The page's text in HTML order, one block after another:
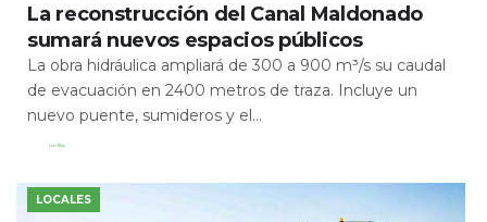
La reconstrucción del Canal Maldonado
sumará nuevos espacios públicos
La obra hidráulica ampliará de 300 a 900 m³/s su caudal
de evacuación en 2400 metros de traza. Incluye un
nuevo puente, sumideros y el...
Leer Más
LOCALES